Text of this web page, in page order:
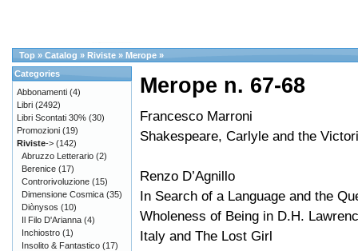
Top » Catalog » Riviste » Merope »
Merope n. 67-68
Francesco Marroni
Shakespeare, Carlyle and the
Renzo D’Agnillo
In Search of a Language and the
Wholeness of Being in D.H.
Italy and The Lost Girl
Categories
Abbonamenti (4)
Libri (2492)
Libri Scontati 30% (30)
Promozioni (19)
Riviste-> (142)
Abruzzo Letterario (2)
Berenice (17)
Controrivoluzione (15)
Dimensione Cosmica (35)
Diònysos (10)
Il Filo D'Arianna (4)
Inchiostro (1)
Insolito & Fantastico (17)